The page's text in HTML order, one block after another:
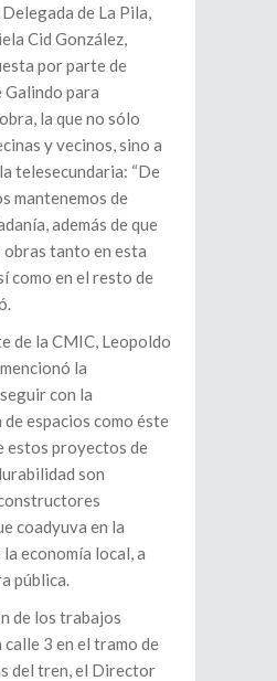
de La Pila,
Cid González,
por parte de
Galindo para
la que no sólo
y vecinos, sino a
telesecundaria: “De
mantenemos de
además de que
tanto en esta
como en el resto de
de la CMIC, Leopoldo
la
con la
espacios como éste
estos proyectos de
son
coadyuva en la
economía local, a
pública.
de los trabajos
3 en el tramo de
del tren, el Director